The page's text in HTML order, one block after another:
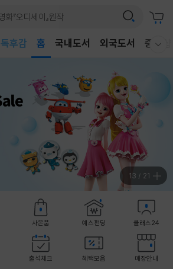
어린이
어린이 홈 국내도서 외국도서 중고샵
13 / 21
사은품 예스펀딩 클래스24
출석체크 혜택모음 매장안내